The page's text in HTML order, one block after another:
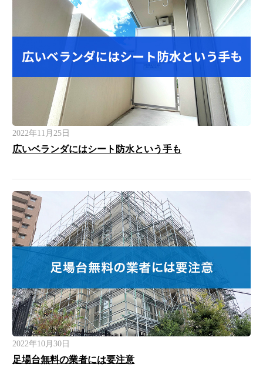
2022年11月25日
広いベランダにはシート防水という手も
2022年10月30日
足場台無料の業者には要注意